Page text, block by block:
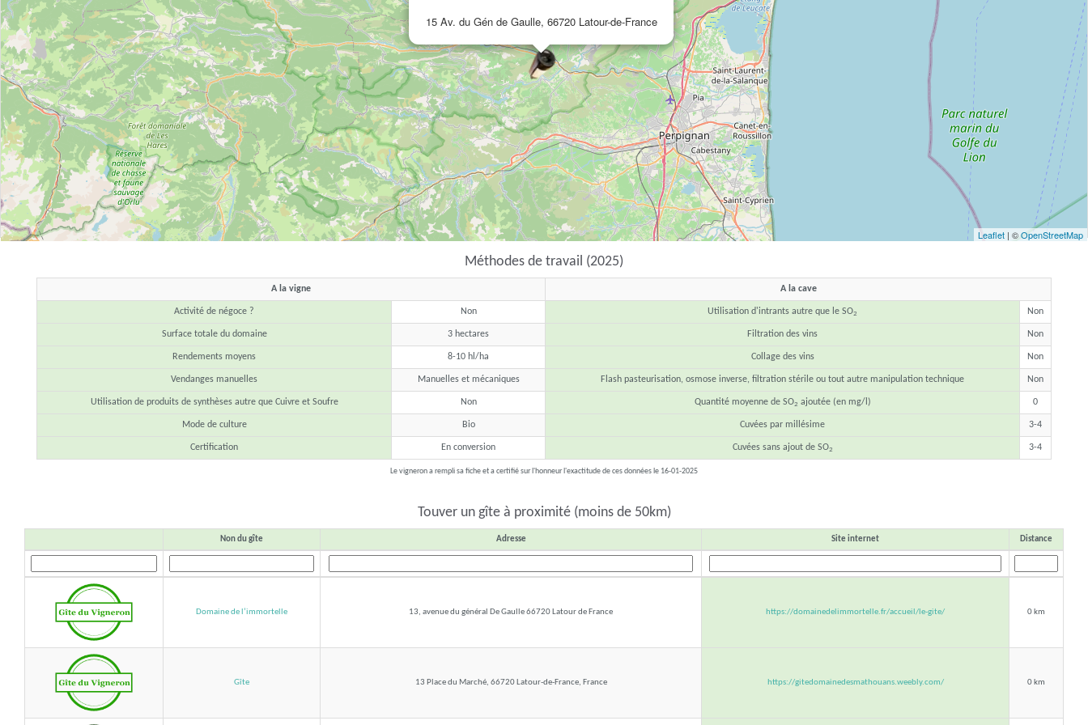
15 Av. du Gén de Gaulle, 66720 Latour-de-France
Leaflet | ©OpenStreetMap
Méthodes de travail (2025)
A la vigne A la cave
Activité de négoce ? Non Utilisation d'intrants autre que le SO2 Non
Surface totale du domaine 3 hectares Filtration des vins Non
Rendements moyens 8-10 hl/ha Collage des vins Non
Vendanges manuelles Manuelles et mécaniques Flash pasteurisation, osmose inverse, filtration stérile ou tout autre manipulation technique Non
Utilisation de produits de synthèses autre que Cuivre et Soufre Non Quantité moyenne de SO2 ajoutée (en mg/l) 0
Mode de culture Bio Cuvées par millésime 3-4
Certification En conversion Cuvées sans ajout de SO2 3-4
Le vigneron a rempli sa fiche et a certifié sur l'honneur l'exactitude de ces données le 16-01-2025
Touver un gîte à proximité (moins de 50km)
Non du gîte Adresse Site internet Distance
Domaine de l’immortelle 13, avenue du général De Gaulle 66720 Latour de France https://domainedelimmortelle.fr/accueil/le-gite/ 0 km
Gîte 13 Place du Marché, 66720 Latour-de-France, France https://gitedomainedesmathouans.weebly.com/ 0 km